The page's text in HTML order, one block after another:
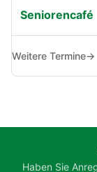
Seniorencafé
Weitere Termine→
Haben Sie